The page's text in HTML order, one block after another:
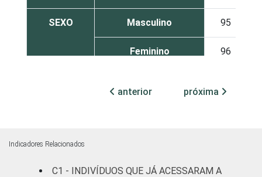
SEXO Masculino 95
Feminino 96
Amarela 96
anterior próxima
Indicadores Relacionados
C1 - INDIVÍDUOS QUE JÁ ACESSARAM A